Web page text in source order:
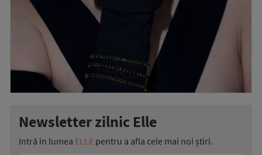
Newsletter zilnic Elle
Intră în lumea ELLE pentru a afla cele mai noi știri.